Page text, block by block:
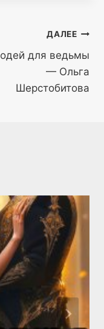
ДАЛЕЕ
для ведьмы
— Ольга
Шерстобитова